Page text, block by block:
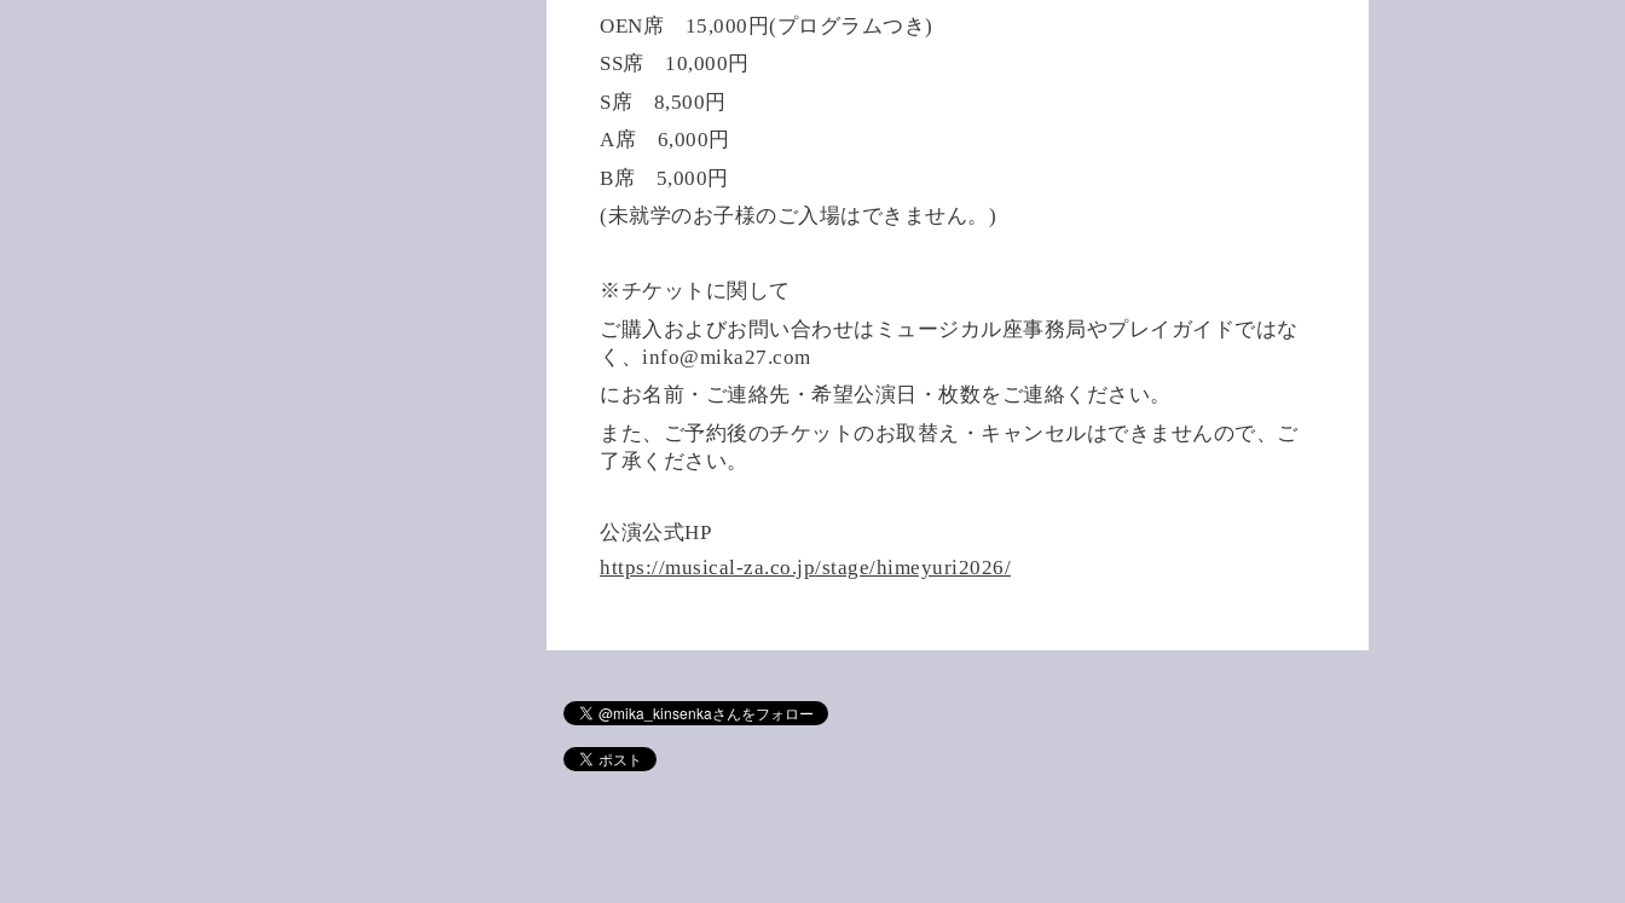
OEN席 15,000円(プログラムつき)
SS席 10,000円
S席 8,500円
A席 6,000円
B席 5,000円
(未就学のお子様のご入場はできません。)
※チケットに関して
ご購入およびお問い合わせはミュージカル座事務局やプレイガイドではな
く、info@mika27.com
にお名前・ご連絡先・希望公演日・枚数をご連絡ください。
また、ご予約後のチケットのお取替え・キャンセルはできませんので、ご
了承ください。
公演公式HP
https://musical-za.co.jp/stage/himeyuri2026/